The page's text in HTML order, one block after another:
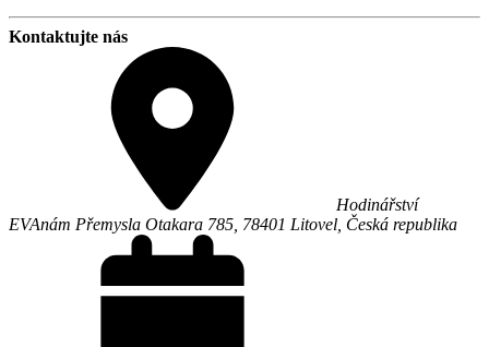
Kontaktujte nás
Hodinářství
EVAnám Přemysla Otakara 785, 78401 Litovel, Česká republika